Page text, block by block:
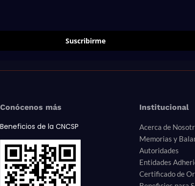
Suscribirme
Conócenos más
Beneficios de la CNCSP
Institucional
Acerca de
Memorias y
Autoridades
Entidades
Certificado de